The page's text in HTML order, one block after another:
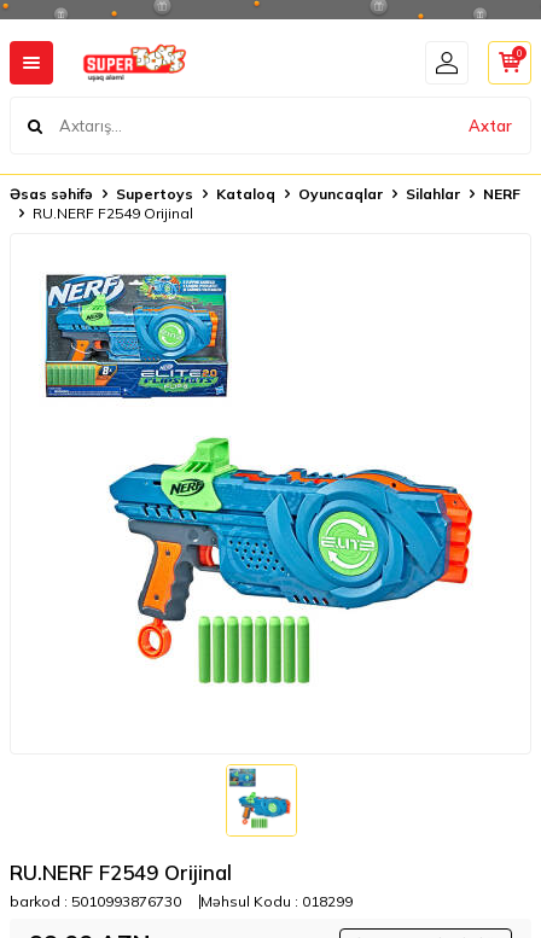
Axtar
0
Əsas səhifə Supertoys Kataloq Oyuncaqlar Silahlar
NERF
RU.NERF F2549 Orijinal
RU.NERF F2549 Orijinal
barkod : 5010993876730 Məhsul Kodu : 018299